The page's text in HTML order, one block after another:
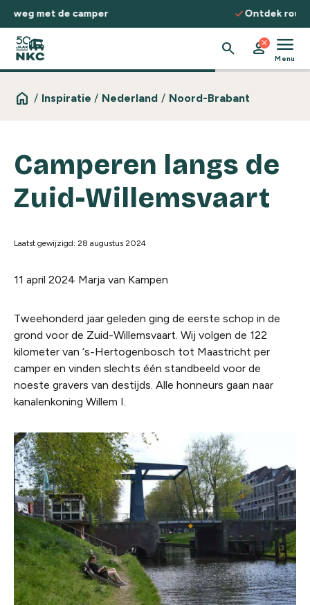
Spring naar de inhoud
checkOntdek routes, kennis & inspiratie
search person
close menu
Menu
home / Inspiratie / Nederland / Noord-Brabant
Camperen langs de
Zuid-Willemsvaart
Laatst gewijzigd: 28 augustus 2024
11 april 2024 Marja van Kampen
Tweehonderd jaar geleden ging de eerste schop in de
grond voor de Zuid-Willemsvaart. Wij volgen de 122
kilometer van ‘s-Hertogenbosch tot Maastricht per
camper en vinden slechts één standbeeld voor de
noeste gravers van destijds. Alle honneurs gaan naar
kanalenkoning Willem I.